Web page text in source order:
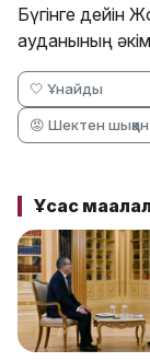
Бүгінге дейін
ауданының
🤍 Ұнайды
😡 Шектен шыққан
Ұқсас